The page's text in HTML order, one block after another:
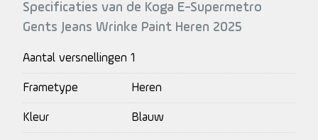
Specificaties van de Koga E-Supermetro
Gents Jeans Wrinke Paint Heren 2025
Aantal versnellingen 1
Frametype Heren
Kleur Blauw